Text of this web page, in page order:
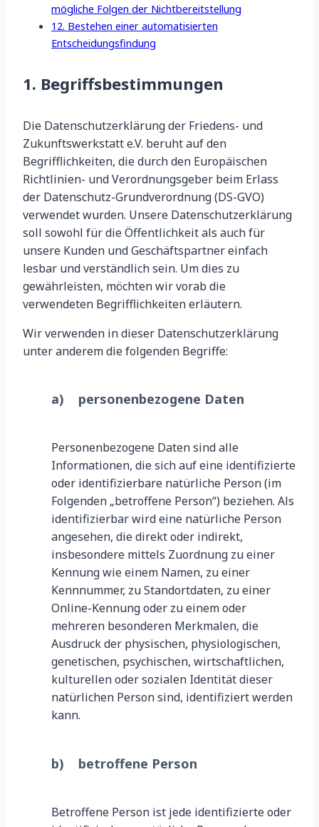
mögliche Folgen der Nichtbereitstellung
12. Bestehen einer automatisierten
Entscheidungsfindung
1. Begriffsbestimmungen
Die Datenschutzerklärung der Friedens- und
Zukunftswerkstatt e.V. beruht auf den
Begrifflichkeiten, die durch den Europäischen
Richtlinien- und Verordnungsgeber beim Erlass
der Datenschutz-Grundverordnung (DS-GVO)
verwendet wurden. Unsere Datenschutzerklärung
soll sowohl für die Öffentlichkeit als auch für
unsere Kunden und Geschäftspartner einfach
lesbar und verständlich sein. Um dies zu
gewährleisten, möchten wir vorab die
verwendeten Begrifflichkeiten erläutern.
Wir verwenden in dieser Datenschutzerklärung
unter anderem die folgenden Begriffe:
a) personenbezogene Daten
Personenbezogene Daten sind alle
Informationen, die sich auf eine identifizierte
oder identifizierbare natürliche Person (im
Folgenden „betroffene Person“) beziehen. Als
identifizierbar wird eine natürliche Person
angesehen, die direkt oder indirekt,
insbesondere mittels Zuordnung zu einer
Kennung wie einem Namen, zu einer
Kennnummer, zu Standortdaten, zu einer
Online-Kennung oder zu einem oder
mehreren besonderen Merkmalen, die
Ausdruck der physischen, physiologischen,
genetischen, psychischen, wirtschaftlichen,
kulturellen oder sozialen Identität dieser
natürlichen Person sind, identifiziert werden
kann.
b) betroffene Person
Betroffene Person ist jede identifizierte oder